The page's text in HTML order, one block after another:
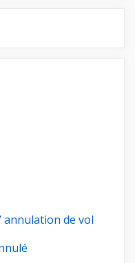
annulation de vol